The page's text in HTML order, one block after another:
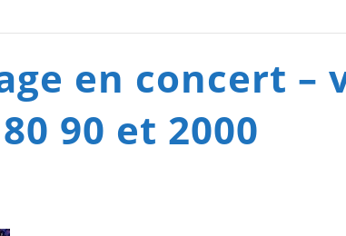
en concert –
90 et 2000